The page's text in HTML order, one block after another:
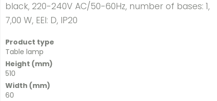
black, 220-240V AC/50-60Hz, number of bases: 1,
7,00 W, EEI: D, IP20
Product type
Table lamp
Height (mm)
510
Width (mm)
60